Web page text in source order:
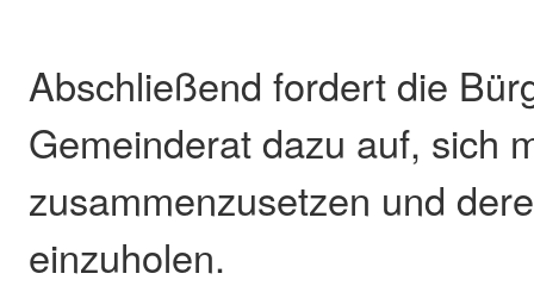
Abschließend fordert die
Gemeinderat dazu auf, sich
zusammenzusetzen und
einzuholen.